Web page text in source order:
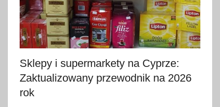
2
0
2
6
Sklepy i supermarkety na Cyprze:
Zaktualizowany przewodnik na 2026
rok